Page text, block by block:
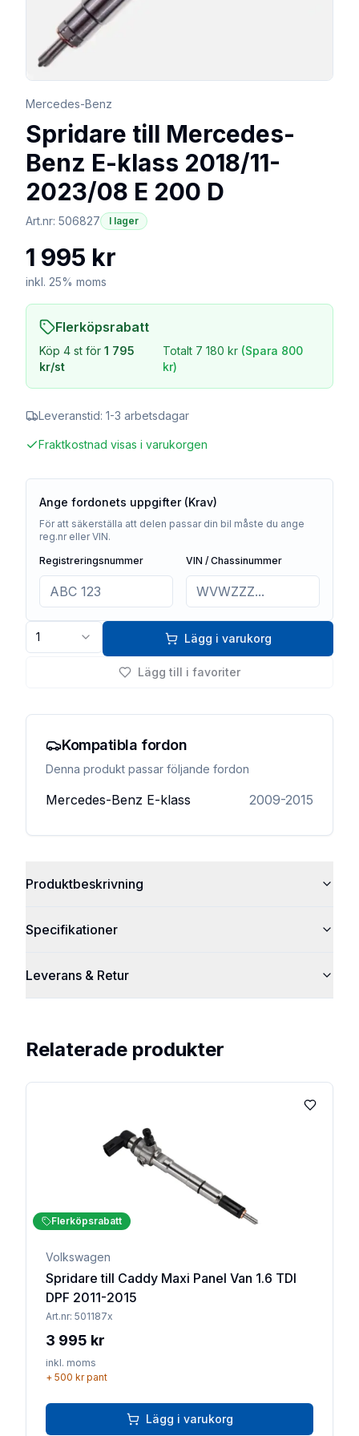
Mercedes-Benz
Spridare till Mercedes-
Benz E-klass 2018/11-
2023/08 E 200 D
Art.nr: 506827 I lager
1 995 kr
inkl. 25% moms
Flerköpsrabatt
Köp 4 st för 1 795
kr/st
Totalt 7 180 kr (Spara 800
kr)
Leveranstid: 1-3 arbetsdagar
Fraktkostnad visas i varukorgen
Ange fordonets uppgifter (Krav)
För att säkerställa att delen passar din bil måste du ange
reg.nr eller VIN.
Registreringsnummer
VIN / Chassinummer
1 Lägg i varukorg
Lägg till i favoriter
Kompatibla fordon
Denna produkt passar följande fordon
Mercedes-Benz E-klass 2009-2015
Produktbeskrivning
Specifikationer
Leverans & Retur
Relaterade produkter
Lägg till
Flerköpsrabatt
Volkswagen
Spridare till Caddy Maxi Panel Van 1.6 TDI
DPF 2011-2015
Art.nr: 501187x
3 995 kr
inkl. moms
+ 500 krpant
Lägg i varukorg